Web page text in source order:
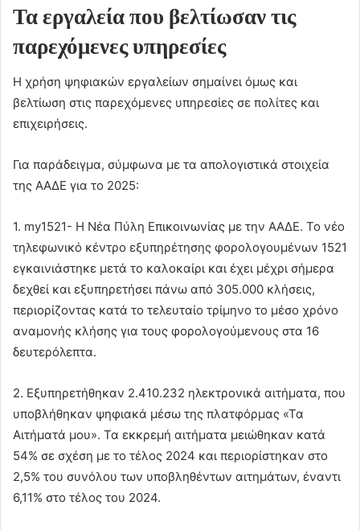
Τα εργαλεία που βελτίωσαν τις
παρεχόμενες υπηρεσίες
Η χρήση ψηφιακών εργαλείων σημαίνει όμως και
βελτίωση στις παρεχόμενες υπηρεσίες σε πολίτες και
επιχειρήσεις.
Για παράδειγμα, σύμφωνα με τα απολογιστικά στοιχεία
της ΑΑΔΕ για το 2025:
1. my1521- Η Νέα Πύλη Επικοινωνίας με την ΑΑΔΕ. Το νέο
τηλεφωνικό κέντρο εξυπηρέτησης φορολογουμένων 1521
εγκαινιάστηκε μετά το καλοκαίρι και έχει μέχρι σήμερα
δεχθεί και εξυπηρετήσει πάνω από 305.000 κλήσεις,
περιορίζοντας κατά το τελευταίο τρίμηνο το μέσο χρόνο
αναμονής κλήσης για τους φορολογούμενους στα 16
δευτερόλεπτα.
2. Εξυπηρετήθηκαν 2.410.232 ηλεκτρονικά αιτήματα, που
υποβλήθηκαν ψηφιακά μέσω της πλατφόρμας «Τα
Αιτήματά μου». Τα εκκρεμή αιτήματα μειώθηκαν κατά
54% σε σχέση με το τέλος 2024 και περιορίστηκαν στο
2,5% του συνόλου των υποβληθέντων αιτημάτων, έναντι
6,11% στο τέλος του 2024.